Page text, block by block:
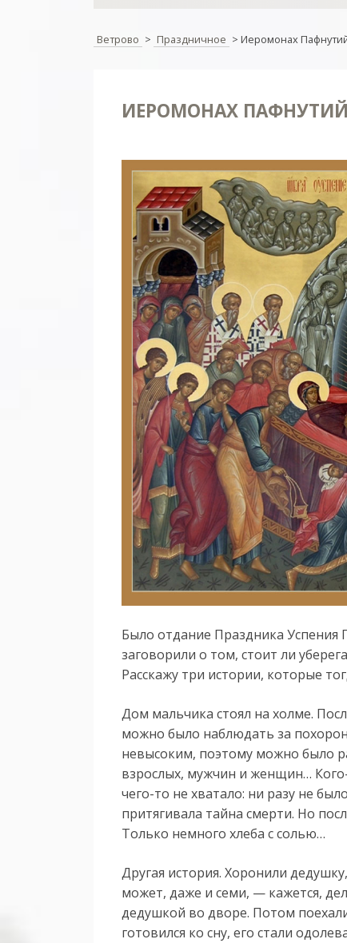
Ветрово > Праздничное > Иеромонах
ИЕРОМОНАХ
Было отдание Праздника Успения
заговорили о том, стоит ли
Расскажу три истории, которые
Дом мальчика стоял на холме.
можно было наблюдать за
невысоким, поэтому можно было
взрослых, мужчин и женщин…
чего-то не хватало: ни разу не
притягивала тайна смерти. Но
Только немного хлеба с солью…
Другая история. Хоронили
может, даже и семи, — кажется,
дедушкой во дворе. Потом
готовился ко сну, его стали